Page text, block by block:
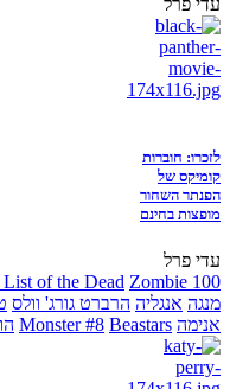
לזכרו: חוברות
קומיקס של
הפנתר השחור
מופצות בחינם
עדי פרל
of the Dead Zombie 100
מנגה אנגליה הרברט גורג' וולס
אנימה
Monster #8 Beastars